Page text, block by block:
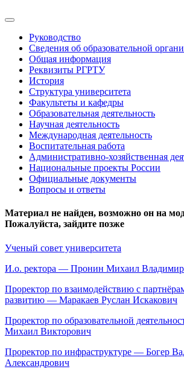
Руководство
Сведения об образовательной
Общая информация
Реквизиты РГРТУ
История
Структура университета
Факультеты и кафедры
Образовательная деятельность
Научная деятельность
Международная деятельность
Воспитательная работа
Административно-хозяйственная
Национальные проекты России
Официальные документы
Вопросы и ответы
Материал не найден, возможно он на
Пожалуйста, зайдите позже
Ученый совет университета
И.о. ректора — Пронин Михаил
Проректор по взаимодействию с
развитию — Маракаев Руслан Искакович
Проректор по образовательной
Михаил Викторович
Проректор по инфраструктуре — Богер
Александрович